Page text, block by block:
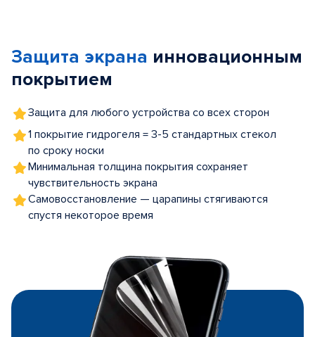
5
Защита экрана инновационным
покрытием
Защита для любого устройства со всех сторон
1 покрытие гидрогеля = 3-5 стандартных стекол
по сроку носки
Минимальная толщина покрытия сохраняет
чувствительность экрана
Самовосстановление — царапины стягиваются
спустя некоторое время